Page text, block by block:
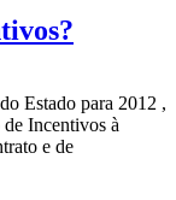
Estado para 2012 ,
Incentivos à
e de